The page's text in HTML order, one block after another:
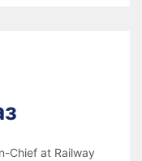
Chief at Railway